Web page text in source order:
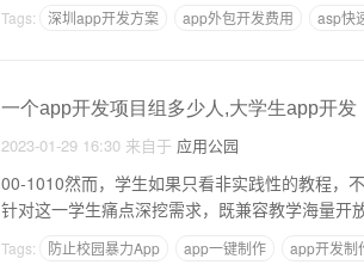
Tags: 深圳app开发方案 app外包开发费用 asp快
一个app开发项目组多少人,大学生app开发
2023-01-29 16:30 来自于 应用公园
00-1010然而，学生如果只看非实践性的教程，
针对这一学生痛点深挖需求，既兼容教学海量开
Tags: 防止校园暴力App app一键制作 app开发制